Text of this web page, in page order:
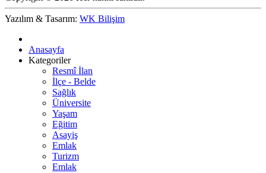
Yazılım & Tasarım: WK Bilişim
Anasayfa
Kategoriler
Resmî İlan
İlçe - Belde
Sağlık
Üniversite
Yaşam
Eğitim
Asayiş
Emlak
Turizm
Emlak